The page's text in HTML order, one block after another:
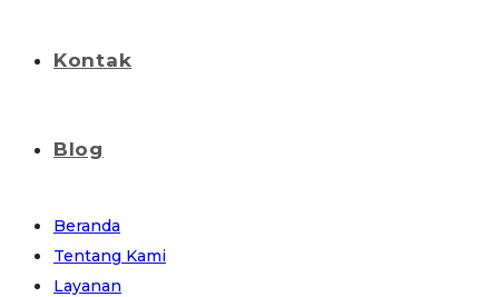
Kontak
Blog
Beranda
Tentang Kami
Layanan